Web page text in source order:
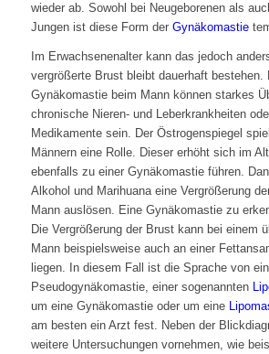
wieder ab. Sowohl bei Neugeborenen als
Jungen ist diese Form der Gynäkomastie
Im Erwachsenenalter kann das jedoch
vergrößerte Brust bleibt dauerhaft bestehen.
Gynäkomastie beim Mann können starkes
chronische Nieren- und Leberkrankheiten
Medikamente sein. Der Östrogenspiegel
Männern eine Rolle. Dieser erhöht sich im
ebenfalls zu einer Gynäkomastie führen.
Alkohol und Marihuana eine Vergrößerung
Mann auslösen. Eine Gynäkomastie zu
Die Vergrößerung der Brust kann bei einem
Mann beispielsweise auch an einer
liegen. In diesem Fall ist die Sprache von
Pseudogynäkomastie, einer sogenannten
um eine Gynäkomastie oder um eine
am besten ein Arzt fest. Neben der
weitere Untersuchungen vornehmen, wie